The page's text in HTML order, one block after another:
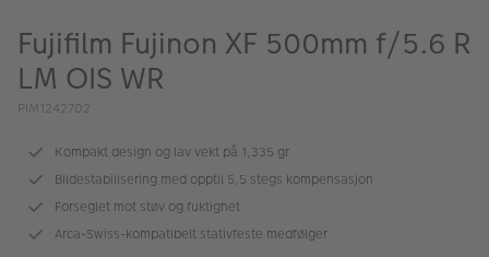
Kampanjer
Merker
Lagersalg
Bildeprodukter
Fujifilm Fujinon XF 500mm f/5.6 R
LM OIS WR
PIM1242702
Kompakt design og lav vekt på 1,335 gr
Bildestabilisering med opptil 5,5 stegs kompensasjon
Forseglet mot støv og fuktighet
Arca-Swiss-kompatibelt stativfeste medfølger